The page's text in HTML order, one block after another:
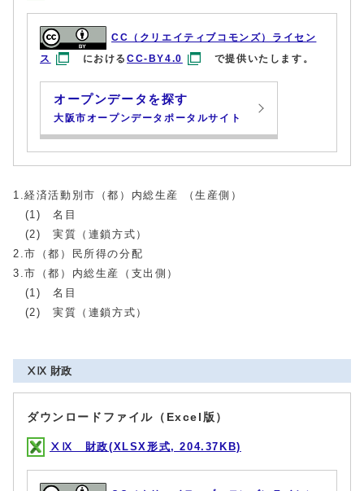
CC（クリエイティブコモンズ）ライセン
ス
におけるCC-BY4.0 で提供いたします。
オープンデータを探す
大阪市オープンデータポータルサイト
1.経済活動別市（都）内総生産 （生産側）
(1) 名目
(2) 実質（連鎖方式）
2.市（都）民所得の分配
3.市（都）内総生産（支出側）
(1) 名目
(2) 実質（連鎖方式）
ⅩⅨ 財政
ダウンロードファイル（Excel版）
ⅩⅨ 財政(XLSX形式, 204.37KB)